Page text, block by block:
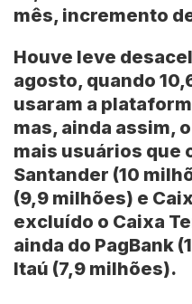
mês, incremento
Houve leve
agosto, quando
usaram a
mas, ainda assim,
mais usuários que
Santander (10
(9,9 milhões) e
excluído o Caixa
ainda do PagBank
Itaú (7,9 milhões).